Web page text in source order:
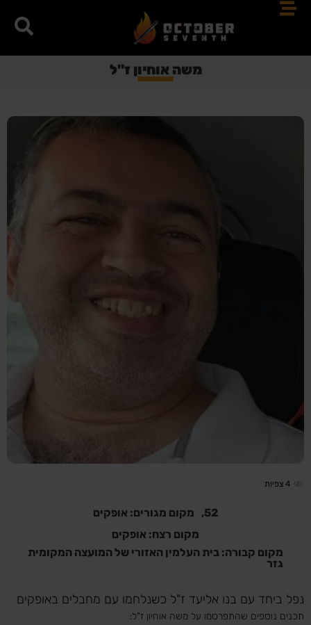
משה אוחיון ז"ל
4 צפיות
52,
מקום מגורים: אופקים
מקום רצח: אופקים
מקום קבורה: בית העלמין האזורי של המועצה המקומית
גזר
נפל ביחד עם בנו אליעד ז"ל כשנלחמו עם מחבלים באופקים
תכנים נוספים שהתפרסמו על משה אוחיון ז"ל: